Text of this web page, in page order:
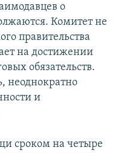
о
Комитет не
правительства
на достижении
обязательств.
неоднократно
и
сроком на четыре